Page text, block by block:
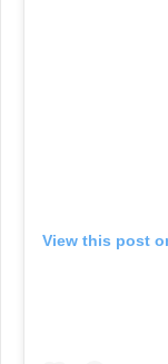
View this post